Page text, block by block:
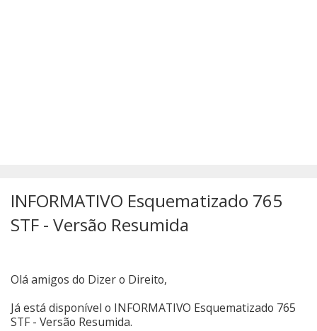
INFORMATIVO Esquematizado 765
STF - Versão Resumida
Olá amigos do Dizer o Direito,
Já está disponível o INFORMATIVO Esquematizado 765
STF - Versão Resumida.